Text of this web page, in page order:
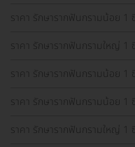
ราคา รักษารากฟันกรามน้อย 1 ซี่
ราคา รักษารากฟันกรามใหญ่ 1 ซี่
ราคา รักษารากฟันกรามน้อย 1
ราคา รักษารากฟันกรามน้อย
ราคา รักษารากฟันกรามใหญ่ 1